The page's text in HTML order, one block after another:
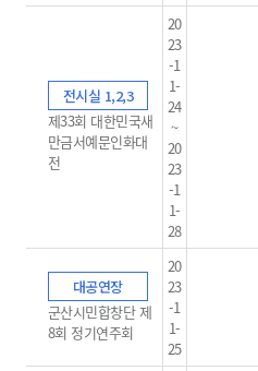
전시실 1,2,3
제33회 대한민국새
만금서예문인화대
전
20
23
-1
1-
24
~
20
23
-1
1-
28
대공연장
군산시민합창단 제
8회 정기연주회
20
23
-1
1-
25